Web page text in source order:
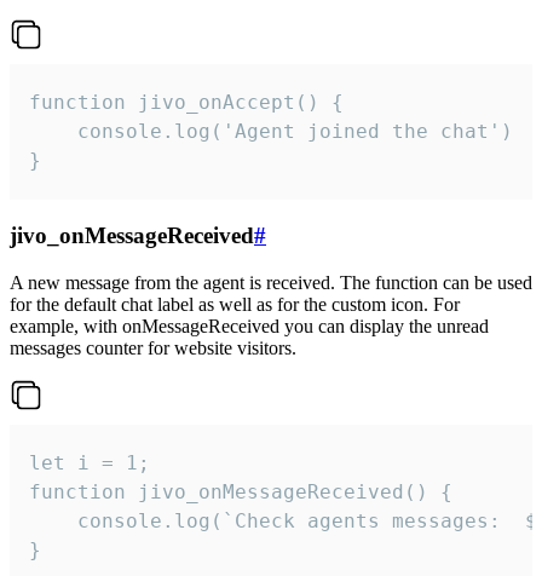
function jivo_onAccept() {
}
jivo_onMessageReceived#
A new message from the agent is received. The function can be used
for the default chat label as well as for the custom icon. For
example, with onMessageReceived you can display the unread
messages counter for website visitors.
let i = 1;
function jivo_onMessageReceived() {
}